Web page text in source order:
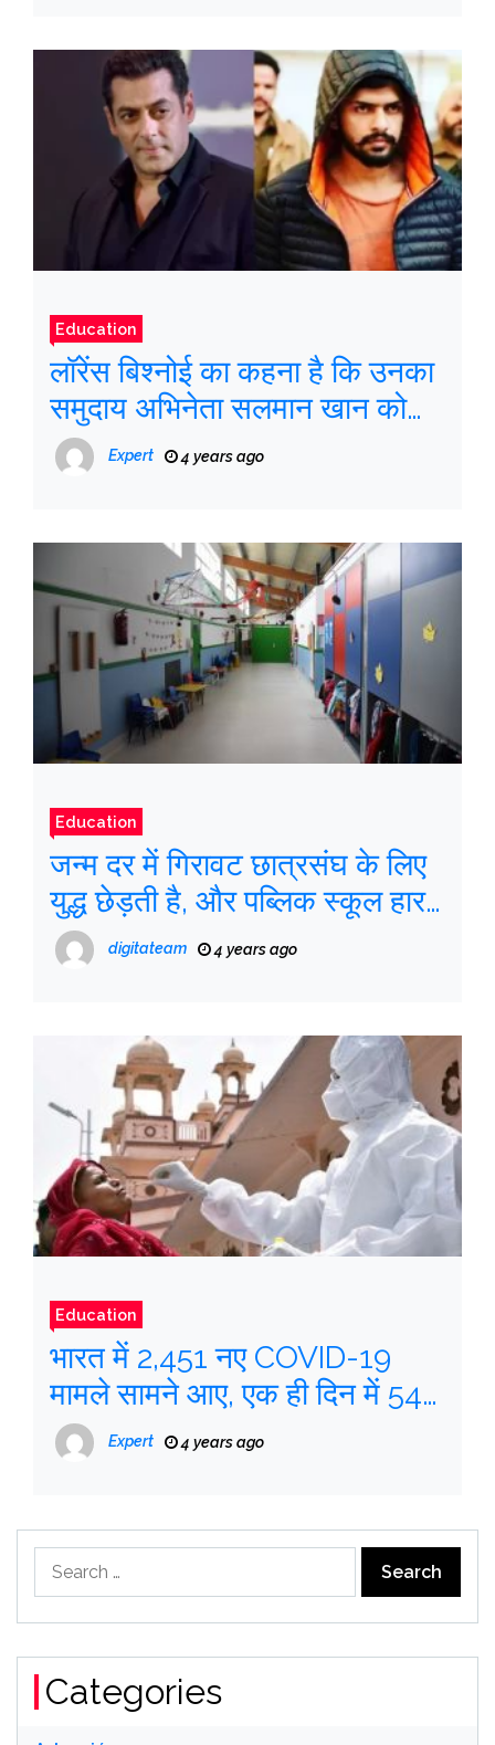
Education
लॉरेंस बिश्नोई का कहना है कि उनका
समुदाय अभिनेता सलमान खान को
तब तक माफ नहीं करेगा जब तक कि
वह काले हिरण की हत्या के लिए माफी
Expert 4 years ago
Education
जन्म दर में गिरावट छात्रसंघ के लिए
युद्ध छेड़ती है, और पब्लिक स्कूल हार
रहा है
digitateam 4 years ago
Education
भारत में 2,451 नए COVID-19
मामले सामने आए, एक ही दिन में 54
मौतें; सकारात्मकता दर 0.55%
Expert 4 years ago
for:
Categories